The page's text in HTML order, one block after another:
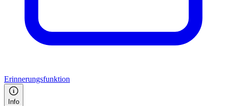
Erinnerungsfunktion
Info